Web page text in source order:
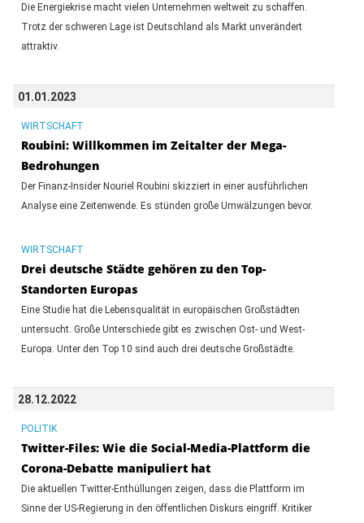
Die Energiekrise macht vielen Unternehmen weltweit zu schaffen.
Trotz der schweren Lage ist Deutschland als Markt unverändert
attraktiv.
01.01.2023
WIRTSCHAFT
Roubini: Willkommen im Zeitalter der Mega-
Bedrohungen
Der Finanz-Insider Nouriel Roubini skizziert in einer ausführlichen
Analyse eine Zeitenwende. Es stünden große Umwälzungen bevor.
WIRTSCHAFT
Drei deutsche Städte gehören zu den Top-
Standorten Europas
Eine Studie hat die Lebensqualität in europäischen Großstädten
untersucht. Große Unterschiede gibt es zwischen Ost- und West-
Europa. Unter den Top 10 sind auch drei deutsche Großstädte.
28.12.2022
POLITIK
Twitter-Files: Wie die Social-Media-Plattform die
Corona-Debatte manipuliert hat
Die aktuellen Twitter-Enthüllungen zeigen, dass die Plattform im
Sinne der US-Regierung in den öffentlichen Diskurs eingriff. Kritiker